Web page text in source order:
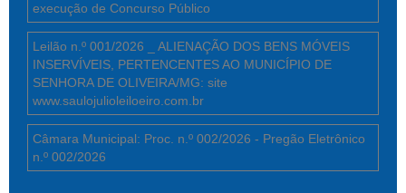
execução de Concurso Público
Leilão n.º 001/2026 _ ALIENAÇÃO DOS BENS MÓVEIS
INSERVÍVEIS, PERTENCENTES AO MUNICÍPIO DE
SENHORA DE OLIVEIRA/MG: site
www.saulojulioleiloeiro.com.br
Câmara Municipal: Proc. n.º 002/2026 - Pregão Eletrônico
n.º 002/2026